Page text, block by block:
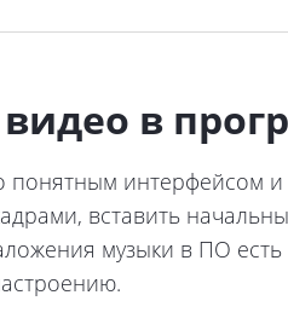
видео в
понятным интерфейсом
вставить
музыки в ПО